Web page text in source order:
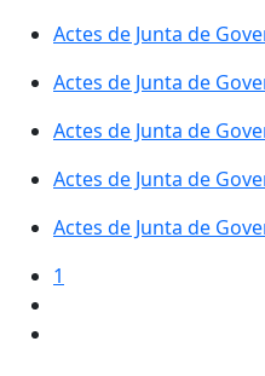
Actes de Junta de
Actes de Junta de
Actes de Junta de
Actes de Junta de
Actes de Junta de
1